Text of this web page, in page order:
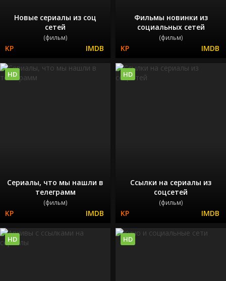
Новые сериалы из соц
сетей
(фильм)
Фильмы новинки из
социальных сетей
(фильм)
Сериалы, что мы нашли в
телеграмм
(фильм)
HD
Ссылки на сериалы из
соцсетей
(фильм)
HD
HD HD